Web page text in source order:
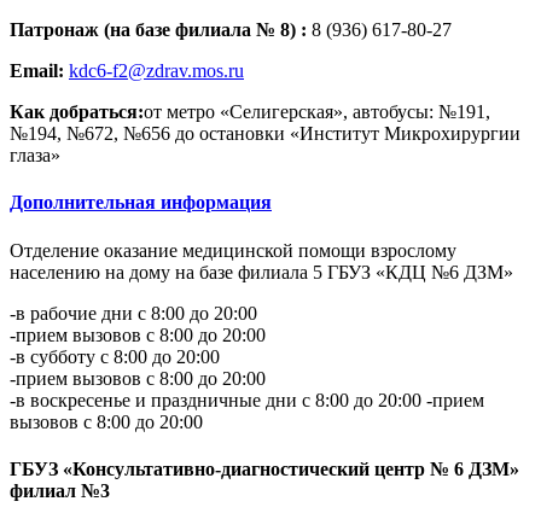
Патронаж (на базе филиала № 8) : 8 (936) 617-80-27
Email: kdc6-f2@zdrav.mos.ru
Как добраться:от метро «Селигерская», автобусы: №191,
№194, №672, №656 до остановки «Институт Микрохирургии
глаза»
Дополнительная информация
Отделение оказание медицинской помощи взрослому
населению на дому на базе филиала 5 ГБУЗ «КДЦ №6 ДЗМ»
-в рабочие дни с 8:00 до 20:00
-прием вызовов с 8:00 до 20:00
-в субботу с 8:00 до 20:00
-прием вызовов с 8:00 до 20:00
-в воскресенье и праздничные дни с 8:00 до 20:00 -прием
вызовов с 8:00 до 20:00
ГБУЗ «Консультативно-диагностический центр № 6 ДЗМ»
филиал №3